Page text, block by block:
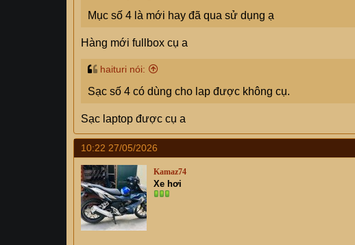
Mục số 4 là mới hay đã qua sử dụng ạ
Hàng mới fullbox cụ a
haituri nói:
Sạc số 4 có dùng cho lap được không cụ.
Sạc laptop được cụ a
10:22 27/05/2026
Kamaz74
Xe hơi